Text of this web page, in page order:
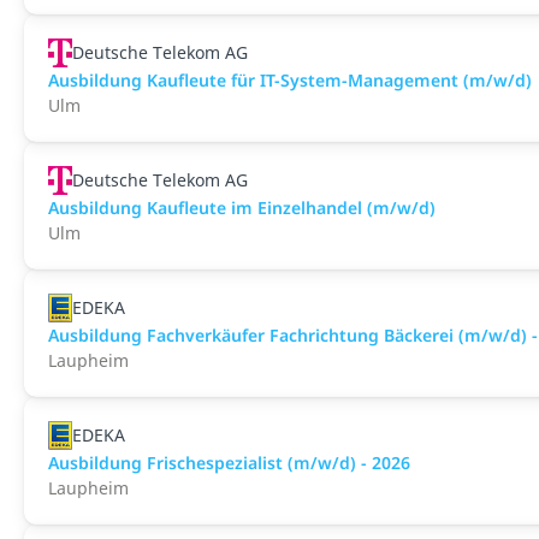
Deutsche Telekom AG
Ausbildung Kaufleute für IT-System-Management (m/w/d)
Ulm
Deutsche Telekom AG
Ausbildung Kaufleute im Einzelhandel (m/w/d)
Ulm
EDEKA
Ausbildung Fachverkäufer Fachrichtung Bäckerei (m/w/d) -
Laupheim
EDEKA
Ausbildung Frischespezialist (m/w/d) - 2026
Laupheim